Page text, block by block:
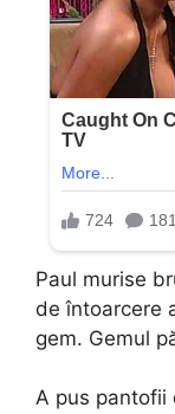
Paul murise
de întoarcere
gem. Gemul
A pus pantofii